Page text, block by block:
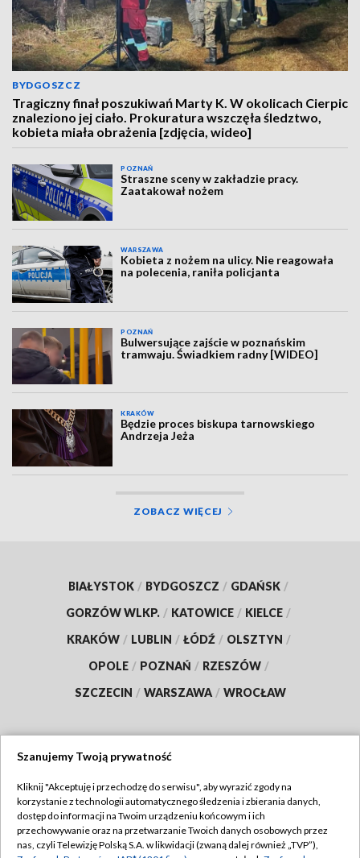
BYDGOSZCZ
Tragiczny finał poszukiwań Marty K. W okolicach Cierpic
znaleziono jej ciało. Prokuratura wszczęła śledztwo,
kobieta miała obrażenia [zdjęcia, wideo]
POZNAŃ
Straszne sceny w zakładzie pracy.
Zaatakował nożem
WARSZAWA
Kobieta z nożem na ulicy. Nie reagowała
na polecenia, raniła policjanta
POZNAŃ
Bulwersujące zajście w poznańskim
tramwaju. Świadkiem radny [WIDEO]
KRAKÓW
Będzie proces biskupa tarnowskiego
Andrzeja Jeża
ZOBACZ WIĘCEJ
BIAŁYSTOK / BYDGOSZCZ / GDAŃSK /
GORZÓW WLKP. / KATOWICE / KIELCE /
KRAKÓW / LUBLIN / ŁÓDŹ / OLSZTYN /
OPOLE / POZNAŃ / RZESZÓW /
SZCZECIN / WARSZAWA / WROCŁAW
TVP
Abonament TVP
Regulamin TVP
Szanujemy Twoją prywatność
Kliknij "Akceptuję i przechodzę do serwisu", aby wyrazić zgody na
korzystanie z technologii automatycznego śledzenia i zbierania danych,
dostęp do informacji na Twoim urządzeniu końcowym i ich
przechowywanie oraz na przetwarzanie Twoich danych osobowych przez
nas, czyli Telewizję Polską S.A. w likwidacji (zwaną dalej również „TVP”),